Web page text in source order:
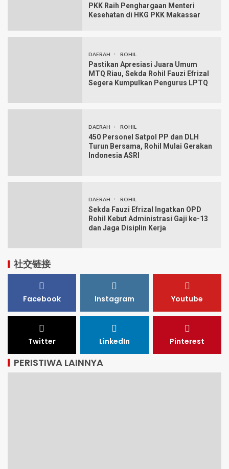
PKK Raih Penghargaan Menteri
Kesehatan di HKG PKK Makassar
DAERAH ROHIL
Pastikan Apresiasi Juara Umum
MTQ Riau, Sekda Rohil Fauzi Efrizal
Segera Kumpulkan Pengurus LPTQ
DAERAH ROHIL
450 Personel Satpol PP dan DLH
Turun Bersama, Rohil Mulai Gerakan
Indonesia ASRI
DAERAH ROHIL
Sekda Fauzi Efrizal Ingatkan OPD
Rohil Kebut Administrasi Gaji ke-13
dan Jaga Disiplin Kerja
社交链接
Facebook Instagram Youtube
Twitter LinkedIn Pinterest
PERISTIWA LAINNYA